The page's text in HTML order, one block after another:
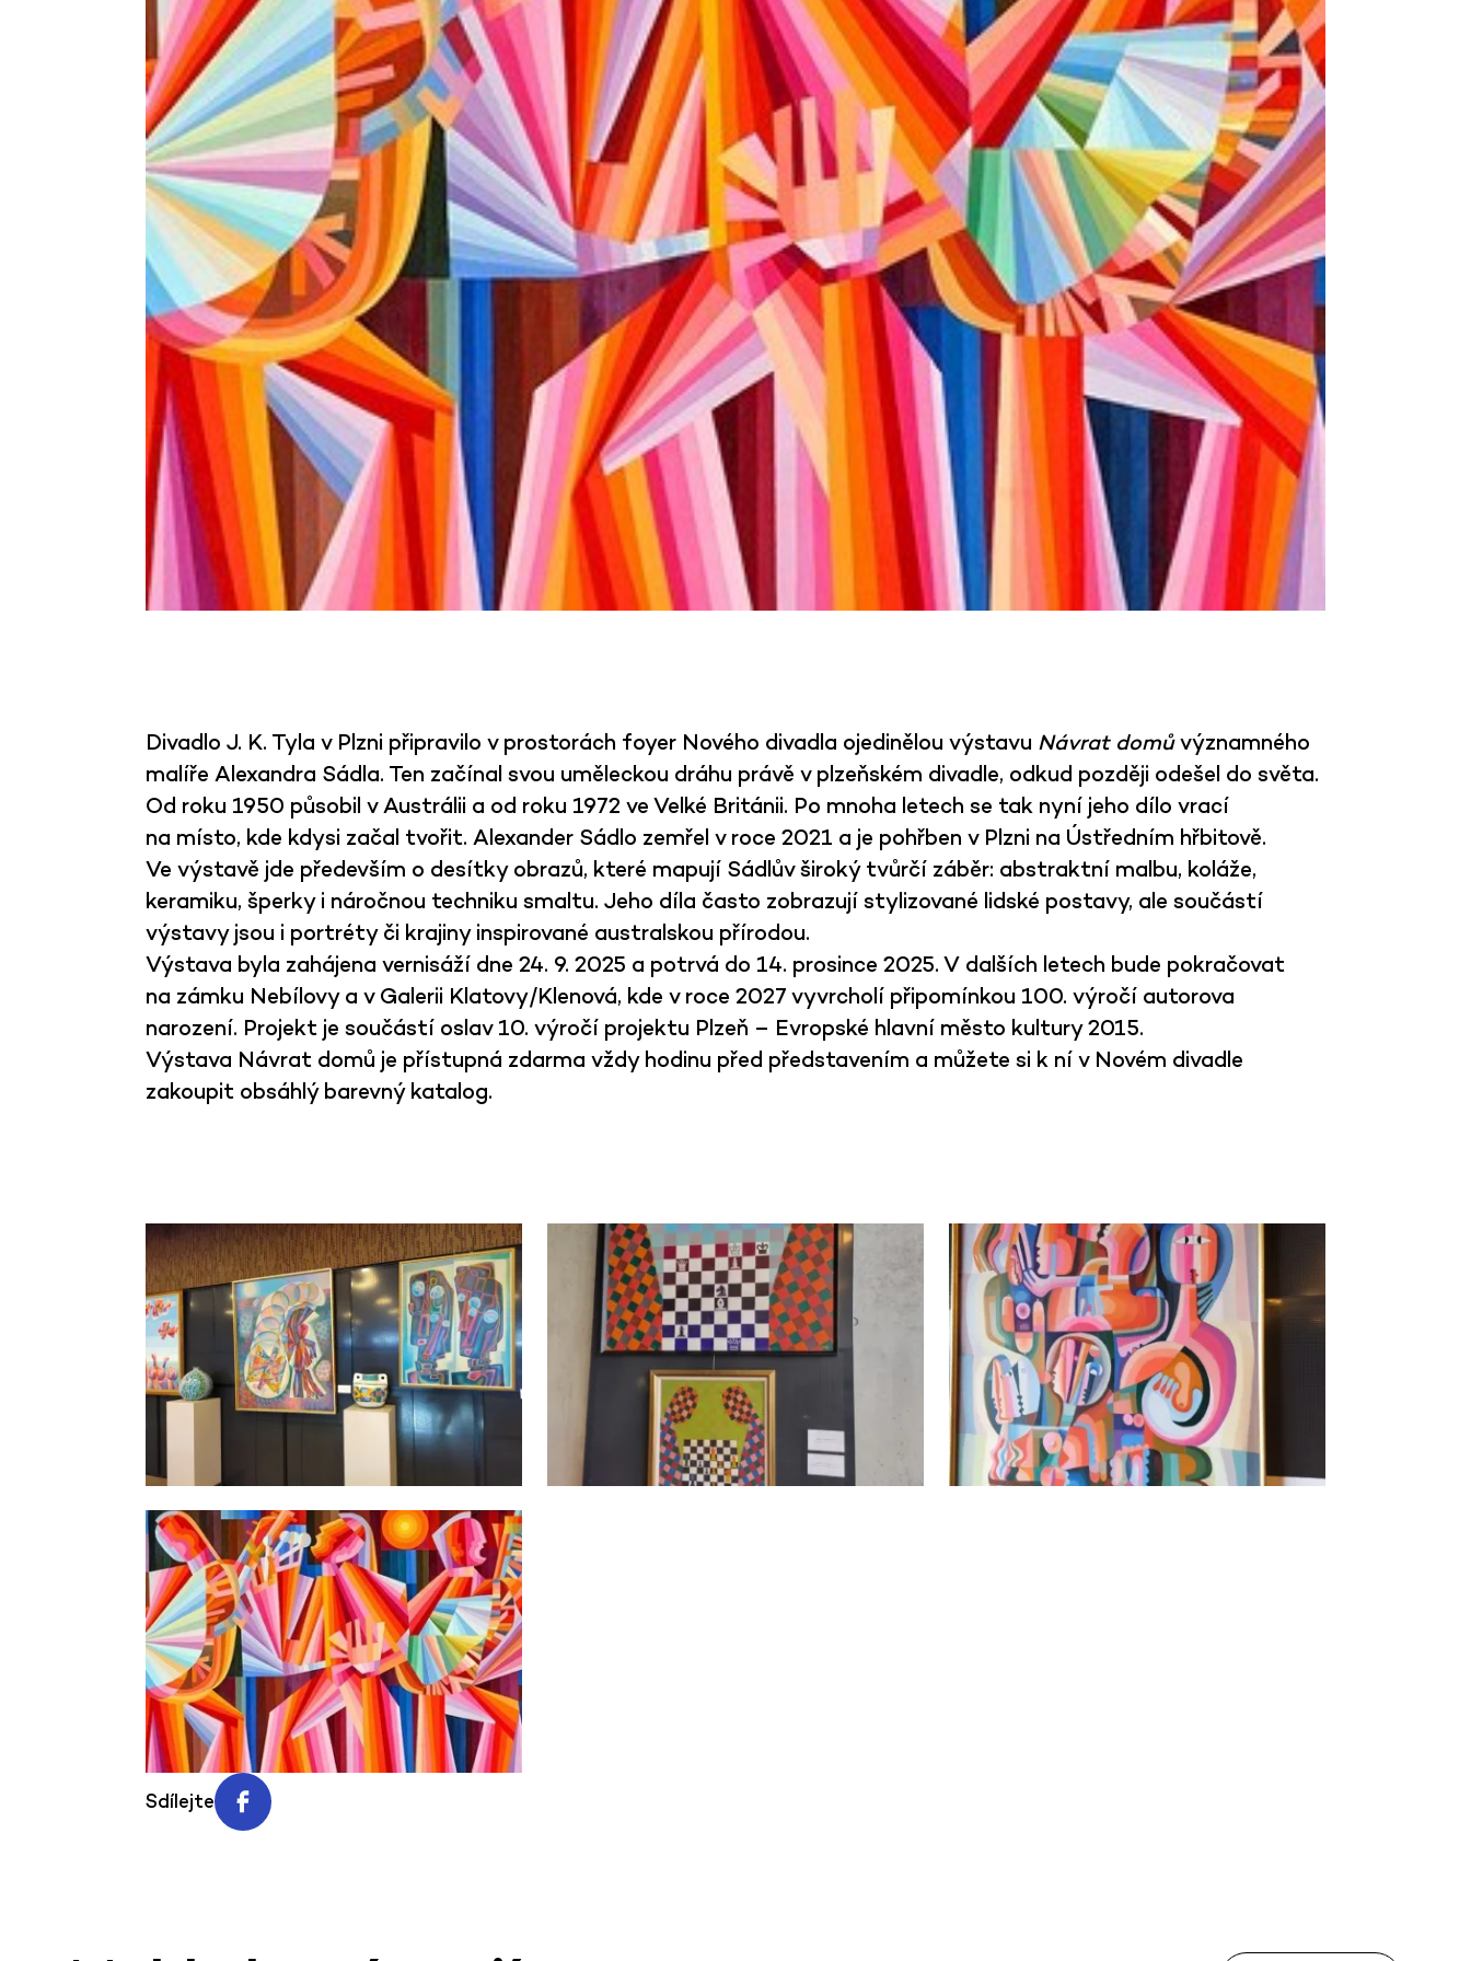
Divadlo J. K. Tyla v Plzni připravilo v prostorách foyer Nového divadla ojedinělou výstavu Návrat domůvýznamného
malíře Alexandra Sádla. Ten začínal svou uměleckou dráhu právě v plzeňském divadle, odkud později odešel do světa.
Od roku 1950 působil v Austrálii a od roku 1972 ve Velké Británii. Po mnoha letech se tak nyní jeho dílo vrací
na místo, kde kdysi začal tvořit. Alexander Sádlo zemřel v roce 2021 a je pohřben v Plzni na Ústředním hřbitově.
Ve výstavě jde především o desítky obrazů, které mapují Sádlův široký tvůrčí záběr: abstraktní malbu, koláže,
keramiku, šperky i náročnou techniku smaltu. Jeho díla často zobrazují stylizované lidské postavy, ale součástí
výstavy jsou i portréty či krajiny inspirované australskou přírodou.
Výstava byla zahájena vernisáží dne 24. 9. 2025 a potrvá do 14. prosince 2025. V dalších letech bude pokračovat
na zámku Nebílovy a v Galerii Klatovy/Klenová, kde v roce 2027 vyvrcholí připomínkou 100. výročí autorova
narození. Projekt je součástí oslav 10. výročí projektu Plzeň – Evropské hlavní město kultury 2015.
Výstava Návrat domů je přístupná zdarma vždy hodinu před představením a můžete si k ní v Novém divadle
zakoupit obsáhlý barevný katalog.
Sdílejte